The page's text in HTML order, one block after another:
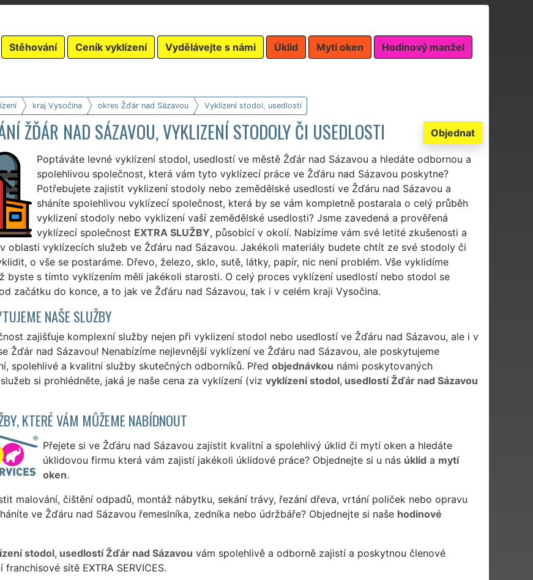
Stěhování Ceník vyklízení Vydělávejte s námi Úklid Mytí oken Hodinový manžel
kraj Vysočina okres Žďár nad Sázavou Vyklízení stodol, usedlostí
Objednat
ŽĎÁR NAD SÁZAVOU, VYKLIZENÍ STODOLY ČI USEDLOSTI
Poptáváte levné vyklízení stodol, usedlostí ve městě Žďár nad Sázavou a hledáte odbornou a
spolehlivou společnost, která vám tyto vyklízecí práce ve Žďáru nad Sázavou poskytne?
Potřebujete zajistit vyklizení stodoly nebo zemědělské usedlosti ve Žďáru nad Sázavou a
sháníte spolehlivou vyklízecí společnost, která by se vám kompletně postarala o celý průběh
vyklizení stodoly nebo vyklizení vaší zemědělské usedlosti? Jsme zavedená a prověřená
vyklízecí společnost EXTRA SLUŽBY, působící v okolí. Nabízíme vám své letité zkušenosti a
oblasti vyklízecích služeb ve Žďáru nad Sázavou. Jakékoli materiály budete chtít ze své stodoly či
o vše se postaráme. Dřevo, železo, sklo, sutě, látky, papír, nic není problém. Vše vyklidíme
byste s tímto vyklízením měli jakékoli starosti. O celý proces vyklízení usedlostí nebo stodol se
začátku do konce, a to jak ve Žďáru nad Sázavou, tak i v celém kraji Vysočina.
NAŠE SLUŽBY
zajišťuje komplexní služby nejen při vyklizení stodol nebo usedlostí ve Žďáru nad Sázavou, ale i v
Žďár nad Sázavou! Nenabízíme nejlevnější vyklízení ve Žďáru nad Sázavou, ale poskytujeme
spolehlivé a kvalitní služby skutečných odborníků. Před objednávkou námi poskytovaných
si prohlédněte, jaká je naše cena za vyklízení (viz vyklízení stodol, usedlostí Žďár nad Sázavou
KTERÉ VÁM MŮŽEME NABÍDNOUT
Přejete si ve Žďáru nad Sázavou zajistit kvalitní a spolehlivý úklid či mytí oken a hledáte
úklidovou firmu která vám zajistí jakékoli úklidové práce? Objednejte si u nás úklid a mytí
oken.
malování, čištění odpadů, montáž nábytku, sekání trávy, řezání dřeva, vrtání poliček nebo opravu
ve Žďáru nad Sázavou řemeslníka, zedníka nebo údržbáře? Objednejte si naše hodinové
stodol, usedlostí Žďár nad Sázavou vám spolehlivě a odborně zajistí a poskytnou členové
franchisové sítě EXTRA SERVICES.